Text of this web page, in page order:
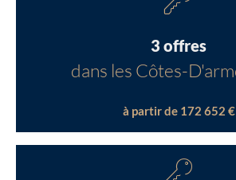
3 offres
dans les Côtes-
à partir de 172 652 €